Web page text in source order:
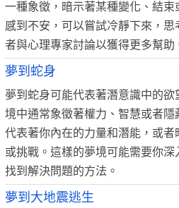
一種象徵，暗示著某種變化、結
感到不安，可以嘗試冷靜下來，
者與心理專家討論以獲得更多幫助
夢到蛇身
夢到蛇身可能代表著潛意識中的
境中通常象徵著權力、智慧或者
代表著你內在的力量和潛能，或
或挑戰。這樣的夢境可能需要你
找到解決問題的方法。
夢到大地震逃生